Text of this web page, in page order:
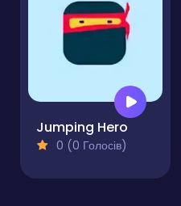
Jumping Hero
0 (0 Голосів)